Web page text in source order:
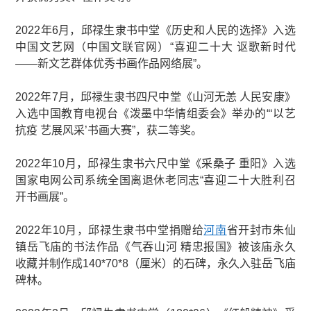
2022年6月，邱禄生隶书中堂《历史和人民的选择》入选
中国文艺网（中国文联官网）“喜迎二十大 讴歌新时代
——新文艺群体优秀书画作品网络展”。
2022年7月，邱禄生隶书四尺中堂《山河无恙 人民安康》
入选中国教育电视台《泼墨中华情组委会》举办的“‘以艺
抗疫 艺展风采’书画大赛”，获二等奖。
2022年10月，邱禄生隶书六尺中堂《采桑子 重阳》入选
国家电网公司系统全国离退休老同志“喜迎二十大胜利召
开书画展”。
2022年10月，邱禄生隶书中堂捐赠给河南省开封市朱仙
镇岳飞庙的书法作品《气吞山河 精忠报国》被该庙永久
收藏并制作成140*70*8（厘米）的石碑，永久入驻岳飞庙
碑林。